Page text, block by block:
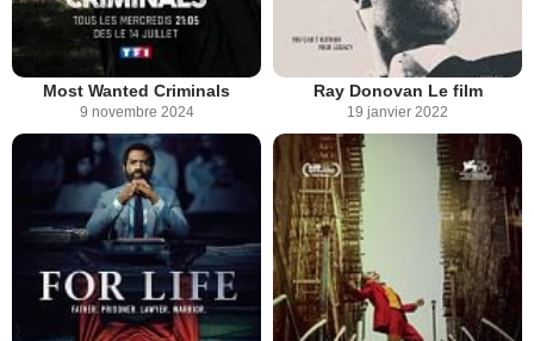
Most Wanted Criminals
9 novembre 2024
Ray Donovan Le film
19 janvier 2022